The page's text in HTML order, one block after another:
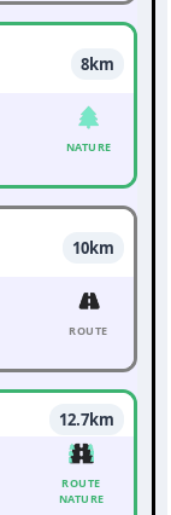
8km
NATURE
10km
ROUTE
12.7km
ROUTE
NATURE